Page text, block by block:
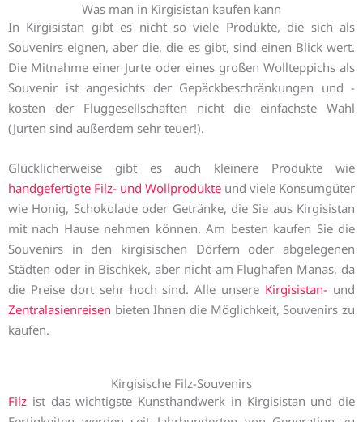
Was man in Kirgisistan kaufen kann
In Kirgisistan gibt es nicht so viele Produkte, die sich als
Souvenirs eignen, aber die, die es gibt, sind einen Blick wert.
Die Mitnahme einer Jurte oder eines großen Wollteppichs als
Souvenir ist angesichts der Gepäckbeschränkungen und -
kosten der Fluggesellschaften nicht die einfachste Wahl
(Jurten sind außerdem sehr teuer!).
Glücklicherweise gibt es auch kleinere Produkte wie
handgefertigte Filz- und Wollprodukte und viele Konsumgüter
wie Honig, Schokolade oder Getränke, die Sie aus Kirgisistan
mit nach Hause nehmen können. Am besten kaufen Sie die
Souvenirs in den kirgisischen Dörfern oder abgelegenen
Städten oder in Bischkek, aber nicht am Flughafen Manas, da
die Preise dort sehr hoch sind. Alle unsere Kirgisistan- und
Zentralasienreisen bieten Ihnen die Möglichkeit, Souvenirs zu
kaufen.
Kirgisische Filz-Souvenirs
Filz ist das wichtigste Kunsthandwerk in Kirgisistan und die